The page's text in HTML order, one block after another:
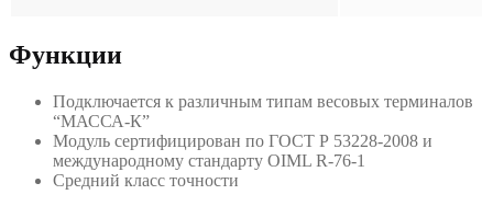
Функции
Подключается к различным типам весовых терминалов
“МАССА-К”
Модуль сертифицирован по ГОСТ Р 53228-2008 и
международному стандарту OIML R-76-1
Средний класс точности